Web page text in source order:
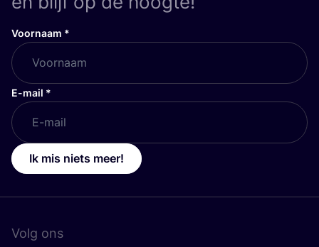
Voornaam *
E-mail *
Ik mis niets meer!
Volg ons